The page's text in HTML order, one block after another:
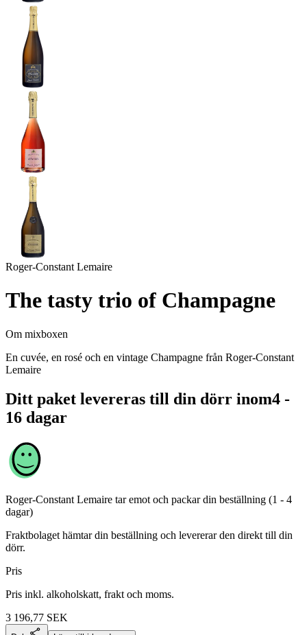
Roger-Constant Lemaire
The tasty trio of Champagne
Om mixboxen
En cuvée, en rosé och en vintage Champagne från Roger-Constant
Lemaire
Ditt paket levereras till din dörr inom4 -
16 dagar
Roger-Constant Lemaire tar emot och packar din beställning (1 - 4
dagar)
Fraktbolaget hämtar din beställning och levererar den direkt till din
dörr.
Pris
Pris inkl. alkoholskatt, frakt och moms.
3 196,77 SEK